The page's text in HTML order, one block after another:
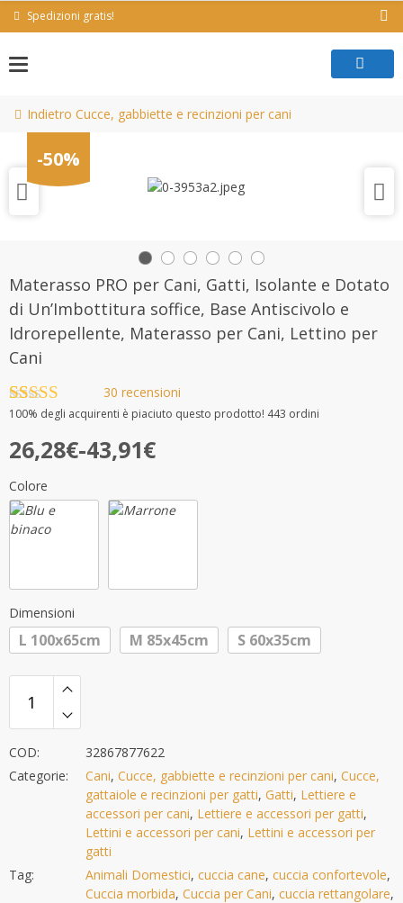
Skip Spedizioni gratis!
Indietro Cucce, gabbiette e recinzioni per cani
-50%
Materasso PRO per Cani, Gatti, Isolante e Dotato
di Un’Imbottitura soffice, Base Antiscivolo e
Idrorepellente, Materasso per Cani, Lettino per
Cani
Valutato
su 5 su
base di
30
recensioni
30 recensioni
100% degli acquirenti è piaciuto questo prodotto! 443 ordini
26,28€-43,91€
Fascia
di
prezzo:
da
a
43,91€
Colore
Dimensioni
L 100x65cm M 85x45cm S 60x35cm
COD:
32867877622
Categorie:
Cani, Cucce, gabbiette e recinzioni per cani, Cucce,
gattaiole e recinzioni per gatti, Gatti, Lettiere e
accessori per cani, Lettiere e accessori per gatti,
Lettini e accessori per cani, Lettini e accessori per
gatti
Tag:
Animali Domestici, cuccia cane, cuccia confortevole,
Cuccia morbida, Cuccia per Cani, cuccia rettangolare,